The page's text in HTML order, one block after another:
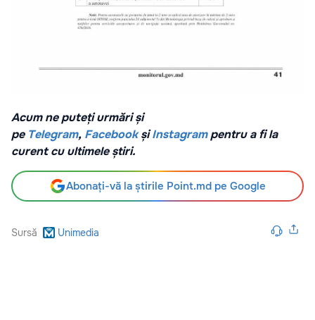
Acum ne puteți urmări și
pe Telegram, Facebook șiInstagrampentru a fi la
curent cu ultimele știri.
Abonați-vă la știrile Point.md pe Google
Sursă Unimedia